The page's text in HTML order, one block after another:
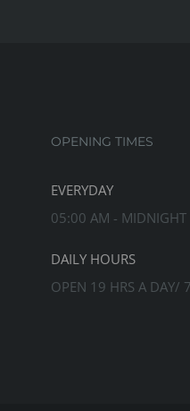
OPENING TIMES
EVERYDAY
05:00 AM - MIDNIGHT
DAILY HOURS
OPEN 19 HRS A DAY/